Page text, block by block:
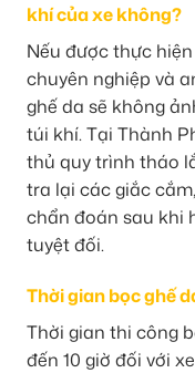
khí của xe không?
Nếu được thực
chuyên nghiệp và
ghế da sẽ không
túi khí. Tại Thành
thủ quy trình tháo
tra lại các giắc
chẩn đoán sau khi
tuyệt đối.
Thời gian bọc ghế
Thời gian thi công
đến 10 giờ đối với